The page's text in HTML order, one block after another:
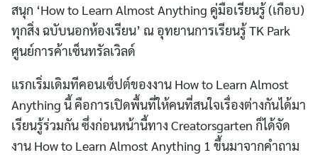
สนุก ‘How to Learn Almost Anything คู่มือเรียนรู้ (เกือบ)
ทุกสิ่ง ฉบับนอกห้องเรียน’ ณ อุทยานการเรียนรู้ TK Park
ศูนย์การค้าเซ็นทรัลเวิลด์
แรกเริ่มเดิมทีคอนเซ็ปต์ของงาน How to Learn Almost
Anything นี้ คือการเปิดพื้นที่ให้คนที่สนใจเรื่องต่างกันได้มา
เรียนรู้ร่วมกัน ซึ่งก่อนหน้านี้ทาง Creatorsgarten ก็ได้จัด
งาน How to Learn Almost Anything 1 ขึ้นมาจากคำถาม